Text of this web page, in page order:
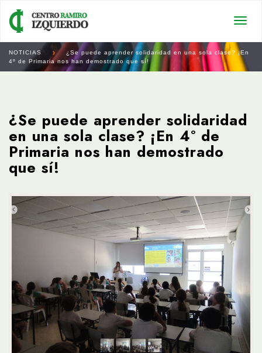
NOTICIAS
¿Se puede aprender solidaridad en una sola clase? ¡En
4º de Primaria nos han demostrado que sí!
¿Se puede aprender solidaridad
en una sola clase? ¡En 4º de
Primaria nos han demostrado
que sí!